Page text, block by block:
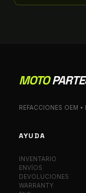
MOTO
REFACCIONES OEM
AYUDA
INVENTARIO
ENVÍOS
DEVOLUCIONES
WARRANTY